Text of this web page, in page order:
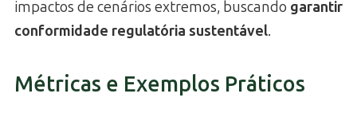
impactos de cenários extremos, buscando garantir
conformidade regulatória sustentável.
Métricas e Exemplos Práticos